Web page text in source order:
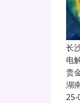
长
电
贵
湖
25-